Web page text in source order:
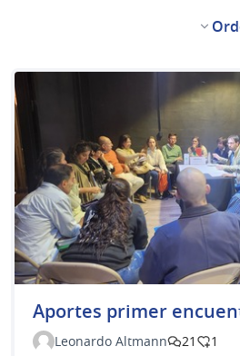
Aportes primer
Leonardo Altmann 21 1